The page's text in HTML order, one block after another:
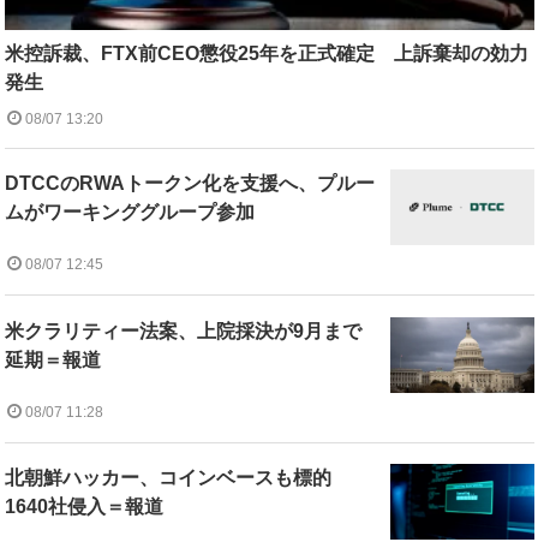
米控訴裁、FTX前CEO懲役25年を正式確定 上訴棄却の効力
発生
08/07 13:20
DTCCのRWAトークン化を支援へ、プルー
ムがワーキンググループ参加
08/07 12:45
米クラリティー法案、上院採決が9月まで
延期＝報道
08/07 11:28
北朝鮮ハッカー、コインベースも標的
1640社侵入＝報道